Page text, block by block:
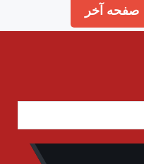
صفحه آخر